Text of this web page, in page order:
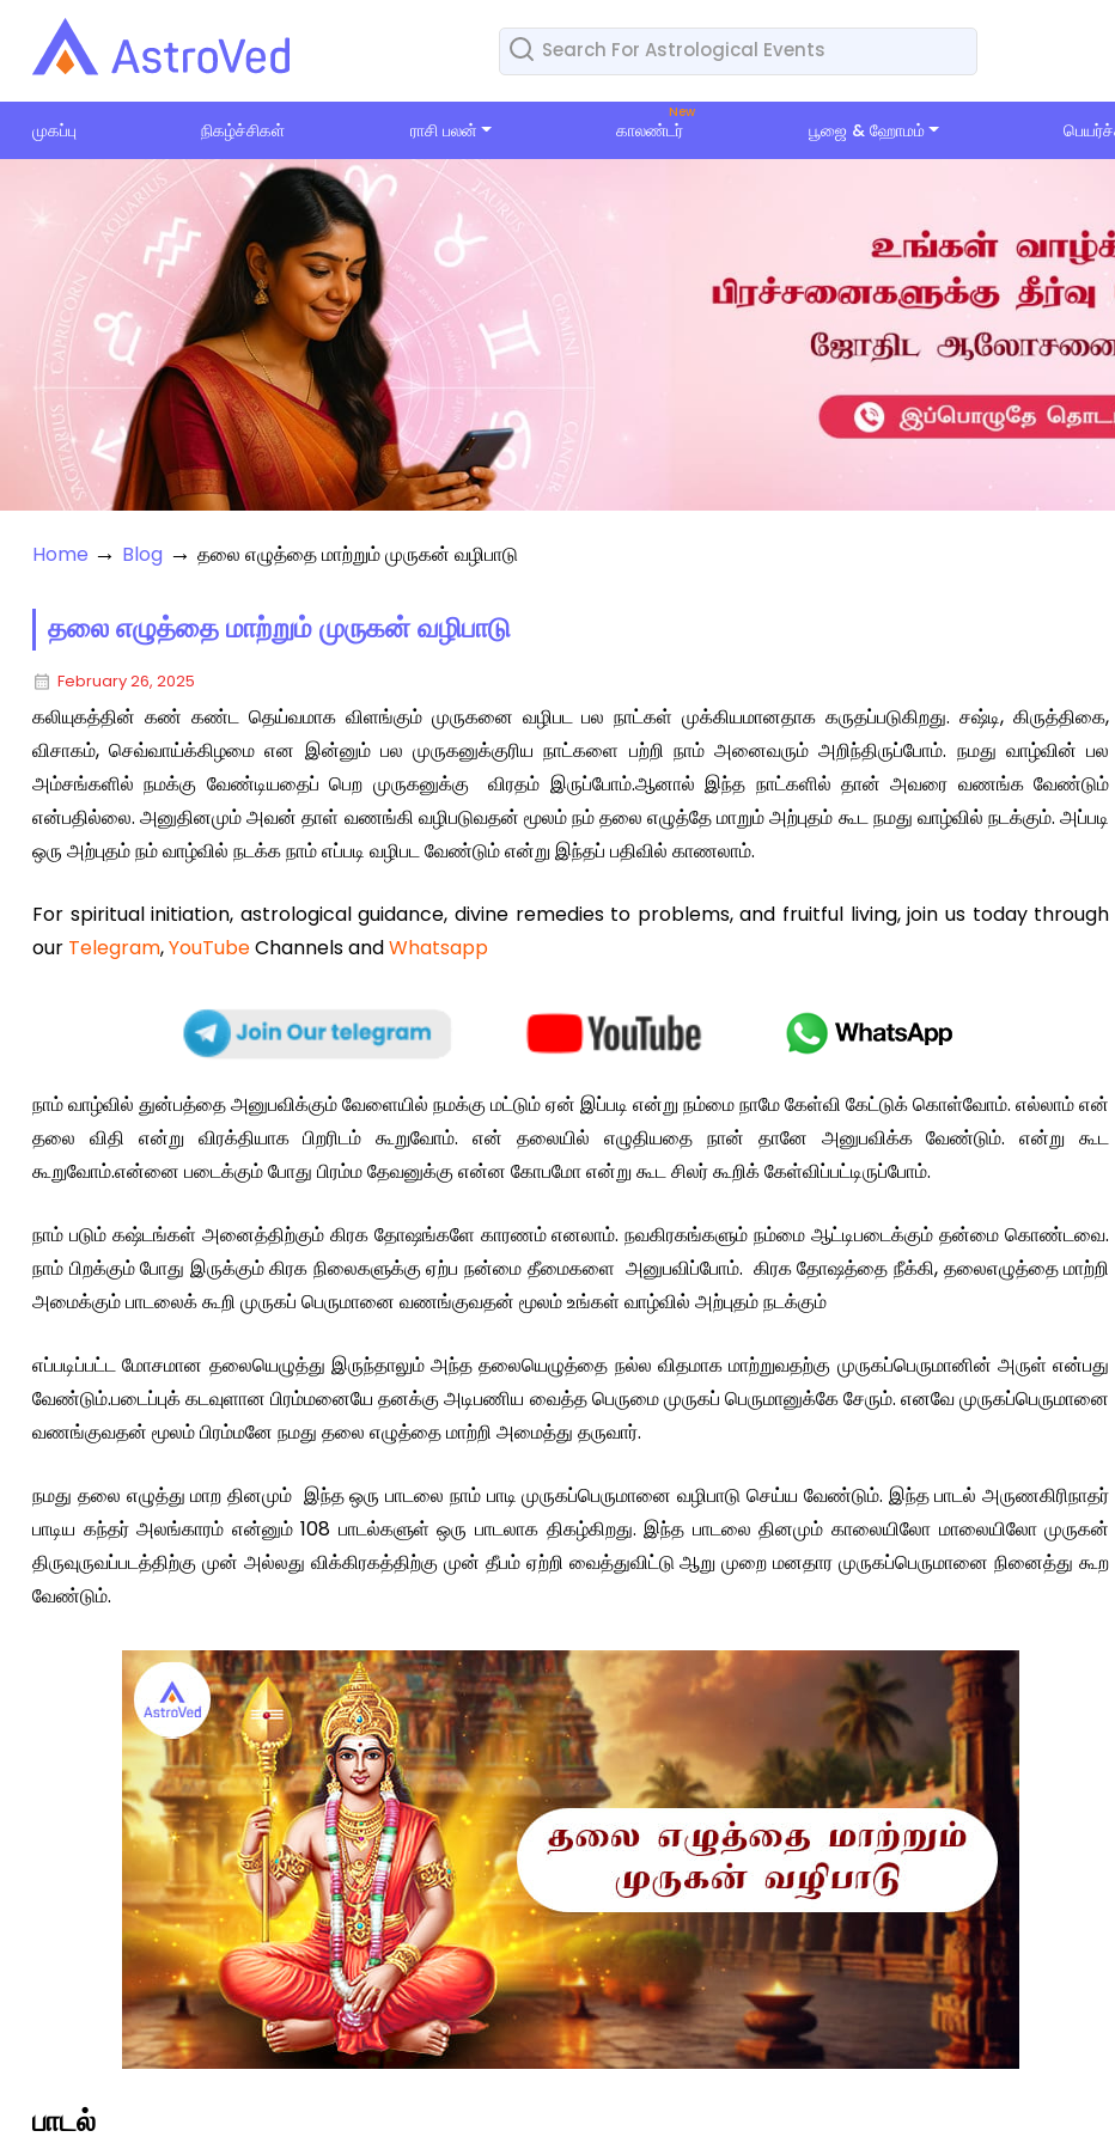
முகப்பு நிகழ்ச்சிகள் ராசி பலன் காலண்டர் பூஜை & ஹோமம்
Home → Blog → தலை எழுத்தை மாற்றும் முருகன் வழிபாடு
தலை எழுத்தை மாற்றும் முருகன் வழிபாடு
February 26, 2025
கலியுகத்தின் கண் கண்ட தெய்வமாக விளங்கும் முருகனை வழிபட பல நாட்கள் முக்கியமானதாக கருதப்படுகிறது. சஷ்டி, கிருத்திகை,
விசாகம், செவ்வாய்க்கிழமை என இன்னும் பல முருகனுக்குரிய நாட்களை பற்றி நாம் அனைவரும் அறிந்திருப்போம். நமது வாழ்வின் பல
அம்சங்களில் நமக்கு வேண்டியதைப் பெற முருகனுக்கு விரதம் இருப்போம்.ஆனால் இந்த நாட்களில் தான் அவரை வணங்க வேண்டும்
என்பதில்லை. அனுதினமும் அவன் தாள் வணங்கி வழிபடுவதன் மூலம் நம் தலை எழுத்தே மாறும் அற்புதம் கூட நமது வாழ்வில் நடக்கும். அப்படி
ஒரு அற்புதம் நம் வாழ்வில் நடக்க நாம் எப்படி வழிபட வேண்டும் என்று இந்தப் பதிவில் காணலாம்.
For spiritual initiation, astrological guidance, divine remedies to problems, and fruitful living, join us today through
our Telegram,YouTubeChannels andWhatsapp
நாம் வாழ்வில் துன்பத்தை அனுபவிக்கும் வேளையில் நமக்கு மட்டும் ஏன் இப்படி என்று நம்மை நாமே கேள்வி கேட்டுக் கொள்வோம். எல்லாம் என்
தலை விதி என்று விரக்தியாக பிறரிடம் கூறுவோம். என் தலையில் எழுதியதை நான் தானே அனுபவிக்க வேண்டும். என்று கூட
கூறுவோம்.என்னை படைக்கும் போது பிரம்ம தேவனுக்கு என்ன கோபமோ என்று கூட சிலர் கூறிக் கேள்விப்பட்டிருப்போம்.
நாம் படும் கஷ்டங்கள் அனைத்திற்கும் கிரக தோஷங்களே காரணம் எனலாம். நவகிரகங்களும் நம்மை ஆட்டிபடைக்கும் தன்மை கொண்டவை.
நாம் பிறக்கும் போது இருக்கும் கிரக நிலைகளுக்கு ஏற்ப நன்மை தீமைகளை அனுபவிப்போம். கிரக தோஷத்தை நீக்கி, தலைஎழுத்தை மாற்றி
அமைக்கும் பாடலைக் கூறி முருகப் பெருமானை வணங்குவதன் மூலம் உங்கள் வாழ்வில் அற்புதம் நடக்கும்
எப்படிப்பட்ட மோசமான தலையெழுத்து இருந்தாலும் அந்த தலையெழுத்தை நல்ல விதமாக மாற்றுவதற்கு முருகப்பெருமானின் அருள் என்பது
வேண்டும்.படைப்புக் கடவுளான பிரம்மனையே தனக்கு அடிபணிய வைத்த பெருமை முருகப் பெருமானுக்கே சேரும். எனவே முருகப்பெருமானை
வணங்குவதன் மூலம் பிரம்மனே நமது தலை எழுத்தை மாற்றி அமைத்து தருவார்.
நமது தலை எழுத்து மாற தினமும் இந்த ஒரு பாடலை நாம் பாடி முருகப்பெருமானை வழிபாடு செய்ய வேண்டும். இந்த பாடல் அருணகிரிநாதர்
பாடிய கந்தர் அலங்காரம் என்னும் 108 பாடல்களுள் ஒரு பாடலாக திகழ்கிறது. இந்த பாடலை தினமும் காலையிலோ மாலையிலோ முருகன்
திருவுருவப்படத்திற்கு முன் அல்லது விக்கிரகத்திற்கு முன் தீபம் ஏற்றி வைத்துவிட்டு ஆறு முறை மனதார முருகப்பெருமானை நினைத்து கூற
வேண்டும்.
பாடல்